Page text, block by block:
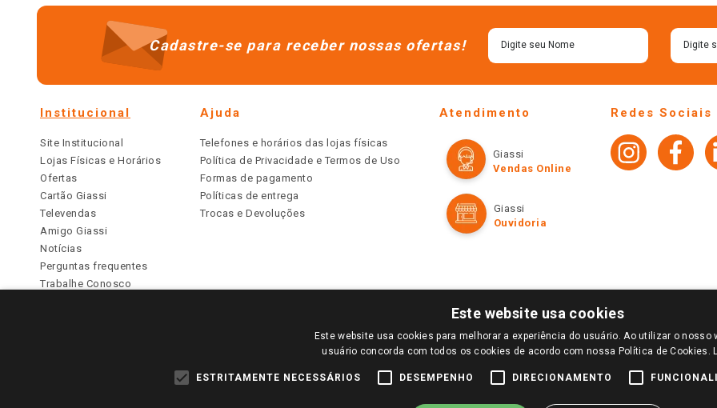
Cadastre-se para receber nossas ofertas!
Institucional
Site Institucional
Lojas Físicas e Horários
Ofertas
Cartão Giassi
Televendas
Amigo Giassi
Notícias
Perguntas frequentes
Trabalhe Conosco
Ajuda
Telefones e horários das lojas físicas
Política de Privacidade e Termos de Uso
Formas de pagamento
Políticas de entrega
Trocas e Devoluções
Atendimento
Giassi
Vendas Online
Giassi
Ouvidoria
Redes Sociais
PARA VER OS PREÇOS DA SUA REGIÃO, FAÇA LOGIN E SELECIONE A LOJA DE SUA PREFERÊNCIA. SOMENTE APÓS O LOGIN, OS
TODOS OS PREÇOS E CONDIÇÕES COMERCIAIS DESTE SITE SÃO VÁLIDOS APENAS PARA COMPRAS REALIZADAS NO GIASSI.COM.BR E NA LOJA
DE BUSCAS.
Este website usa cookies
Este website usa cookies para melhorar a experiência do usuário. Ao utilizar o nosso
usuário concorda com todos os cookies de acordo com nossa Política de Cookies.
ESTRITAMENTE NECESSÁRIOS DESEMPENHO DIRECIONAMENTO